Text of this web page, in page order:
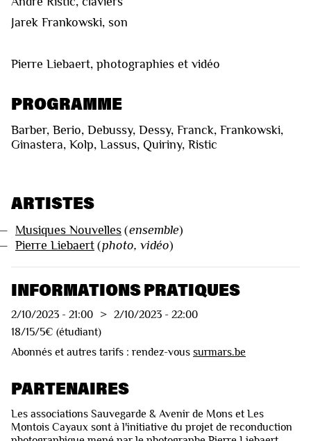
Jarek Frankowski, son
Pierre Liebaert, photographies et vidéo
PROGRAMME
Barber, Berio, Debussy, Dessy, Franck, Frankowski,
Ginastera, Kolp, Lassus, Quiriny, Ristic
ARTISTES
Musiques Nouvelles (ensemble)
Pierre Liebaert (photo, vidéo)
INFORMATIONS PRATIQUES
2/10/2023 - 21:00 > 2/10/2023 - 22:00
18/15/5€ (étudiant)
Abonnés et autres tarifs : rendez-vous surmars.be
PARTENAIRES
Les associations Sauvegarde & Avenir de Mons et Les
Montois Cayaux sont à l'initiative du projet de reconduction